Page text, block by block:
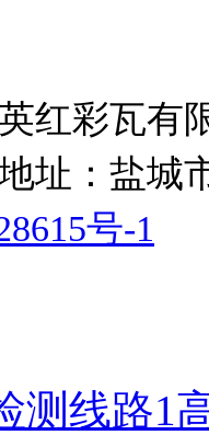
红彩瓦有
址：盐城
号-1
测线路1